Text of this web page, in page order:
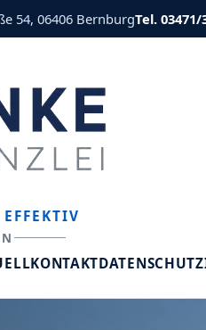
54, 06406 BernburgTel. 03471/
KONTAKTDATENSCHUTZ